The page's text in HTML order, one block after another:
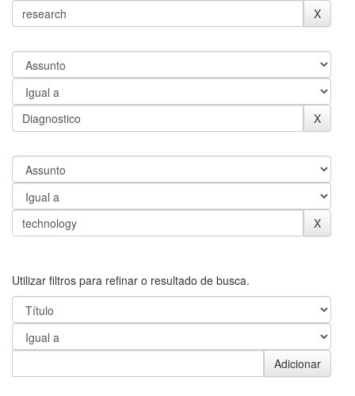
Utilizar filtros para refinar o resultado de busca.